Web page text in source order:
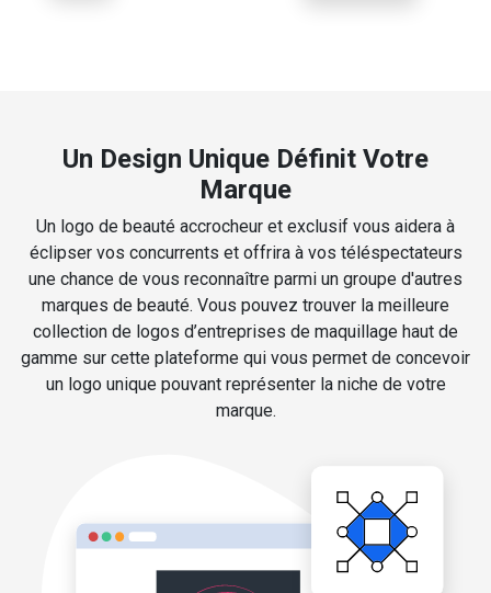
Un Design Unique Définit Votre
Marque
Un logo de beauté accrocheur et exclusif vous aidera à
éclipser vos concurrents et offrira à vos téléspectateurs
une chance de vous reconnaître parmi un groupe d'autres
marques de beauté. Vous pouvez trouver la meilleure
collection de logos d’entreprises de maquillage haut de
gamme sur cette plateforme qui vous permet de concevoir
un logo unique pouvant représenter la niche de votre
marque.